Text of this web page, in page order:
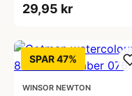
29,95 kr
SPAR 47%
WINSOR NEWTON